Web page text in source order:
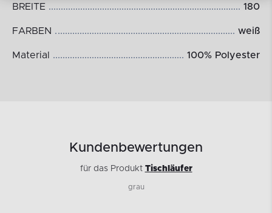
BREITE 180
FARBEN weiß
Material 100% Polyester
Kundenbewertungen
für das Produkt Tischläufer
grau